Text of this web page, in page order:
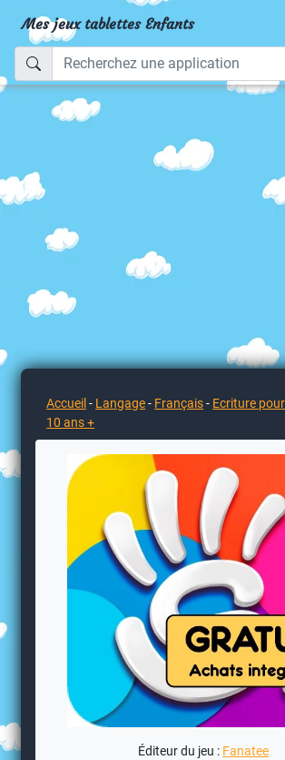
Mes jeux tablettes Enfants
Accueil - Langage- Français- Ecriture
10 ans +
Éditeur du jeu : Fanatee